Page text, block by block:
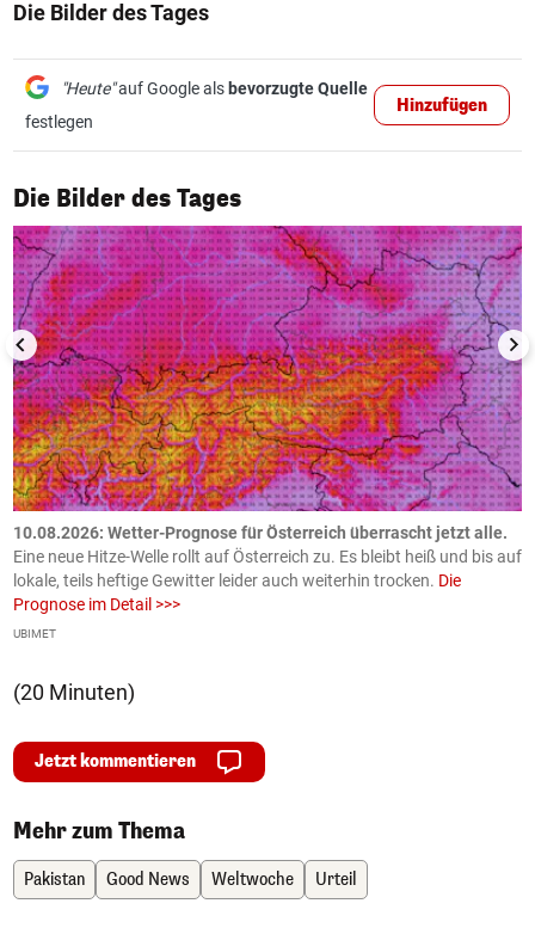
Die Bilder des Tages
"Heute"auf Google als bevorzugte Quelle
festlegen
Hinzufügen
Die Bilder des Tages
1/50
10.08.2026: Wetter-Prognose für Österreich überrascht jetzt alle.
Eine neue Hitze-Welle rollt auf Österreich zu. Es bleibt heiß und bis auf
lokale, teils heftige Gewitter leider auch weiterhin trocken. Die
Prognose im Detail >>>
UBIMET
(20 Minuten)
Jetzt kommentieren
Mehr zum Thema
Pakistan Good News Weltwoche Urteil